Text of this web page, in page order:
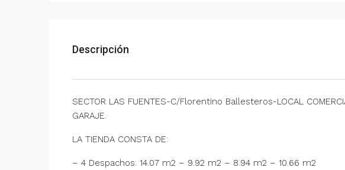
Descripción
SECTOR LAS FUENTES-C/Florentino Ballesteros-LOCAL
GARAJE.
LA TIENDA CONSTA DE:
– 4 Despachos: 14.07 m2 – 9.92 m2 – 8.94 m2 – 10.66 m2